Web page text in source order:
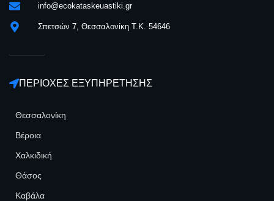
info@ecokataskeuastiki.gr
Σπετσών 7, Θεσσαλονίκη Τ.Κ. 54646
ΠΕΡΙΟΧΕΣ ΕΞΥΠΗΡΕΤΗΣΗΣ
Θεσσαλονίκη
Βέροια
Χαλκιδική
Θάσος
Καβάλα